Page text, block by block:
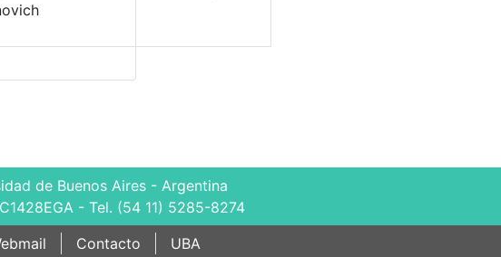
de Buenos Aires - Argentina
- Tel. (54 11) 5285-8274
Contacto UBA